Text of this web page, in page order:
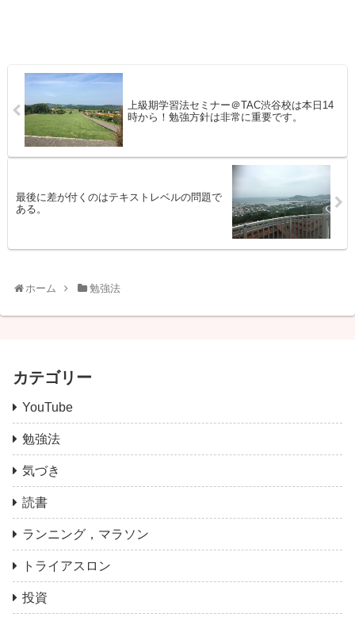
上級期学習法セミナー＠TAC渋谷校は本日14
時から！勉強方針は非常に重要です。
最後に差が付くのはテキストレベルの問題で
ある。
ホーム 勉強法
カテゴリー
YouTube
勉強法
気づき
読書
ランニング，マラソン
トライアスロン
投資